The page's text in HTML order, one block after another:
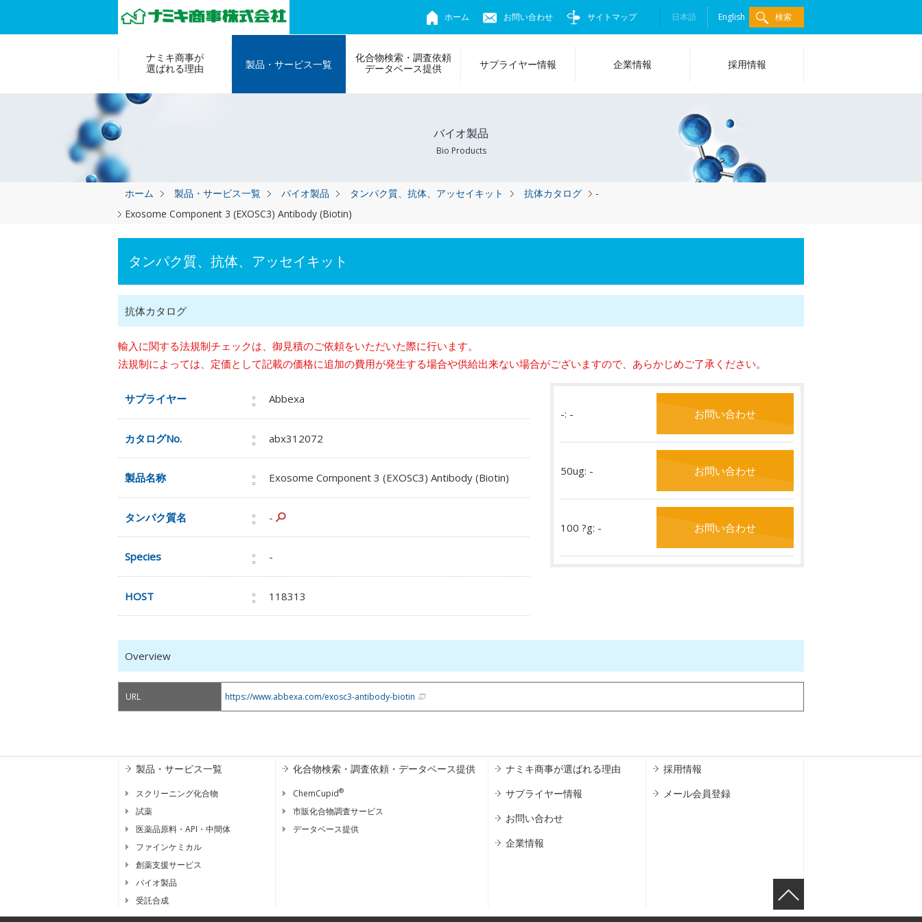
ホーム お問い合わせ サイトマップ 日本語 English 検索
ナミキ商事が
選ばれる理由
製品・サービス一覧
化合物検索・調査依頼
データベース提供
サプライヤー情報 企業情報 採用情報
バイオ製品
Bio Products
ホーム 製品・サービス一覧 バイオ製品 タンパク質、抗体、アッセイキット 抗体カタログ
-
Exosome Component 3 (EXOSC3) Antibody (Biotin)
タンパク質、抗体、アッセイキット
抗体カタログ
輸入に関する法規制チェックは、御見積のご依頼をいただいた際に行います。
法規制によっては、定価として記載の価格に追加の費用が発生する場合や供給出来ない場合がございますので、あらかじめご了承ください。
サプライヤー Abbexa
カタログNo. abx312072
製品名称 Exosome Component 3 (EXOSC3) Antibody (Biotin)
タンパク質名 -
Species -
HOST 118313
-: - お問い合わせ
50ug: - お問い合わせ
100 ?g: - お問い合わせ
Overview
URL https://www.abbexa.com/exosc3-antibody-biotin
製品・サービス一覧
スクリーニング化合物
試薬
医薬品原料・API・中間体
ファインケミカル
創薬支援サービス
バイオ製品
受託合成
化合物検索・調査依頼・データベース提供
ChemCupid®
市販化合物調査サービス
データベース提供
ナミキ商事が選ばれる理由
サプライヤー情報
お問い合わせ
企業情報
採用情報
メール会員登録